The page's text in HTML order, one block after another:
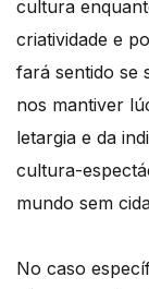
cultura
criatividade e
fará sentido se
nos mantiver
letargia e da
cultura-
mundo sem
No caso